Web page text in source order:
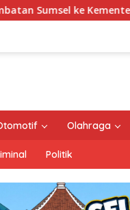
Kementerian
Olahraga
Politik